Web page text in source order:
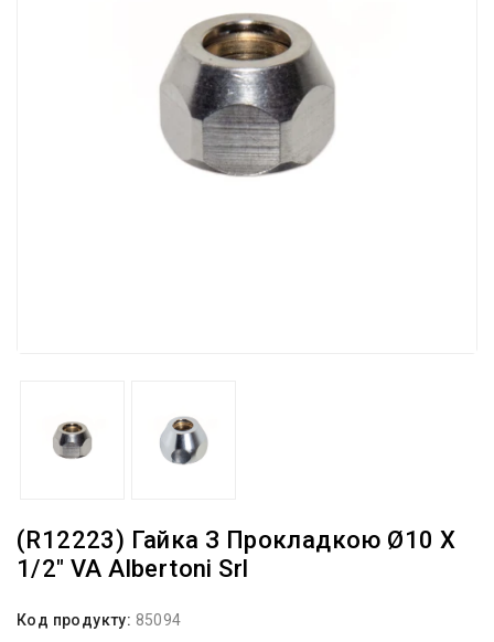
(R12223) Гайка З Прокладкою Ø10 Х
1/2″ VA Albertoni Srl
Код продукту: 85094